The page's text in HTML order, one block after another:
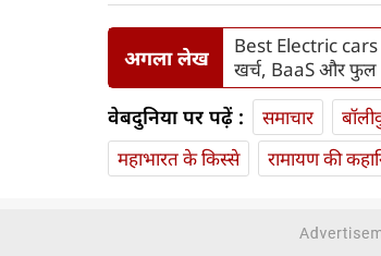
अगला लेख
Best Electric cars
खर्च, BaaS और फुल
वेबदुनिया पर पढ़ें : समाचार
महाभारत के किस्से
रामायण की